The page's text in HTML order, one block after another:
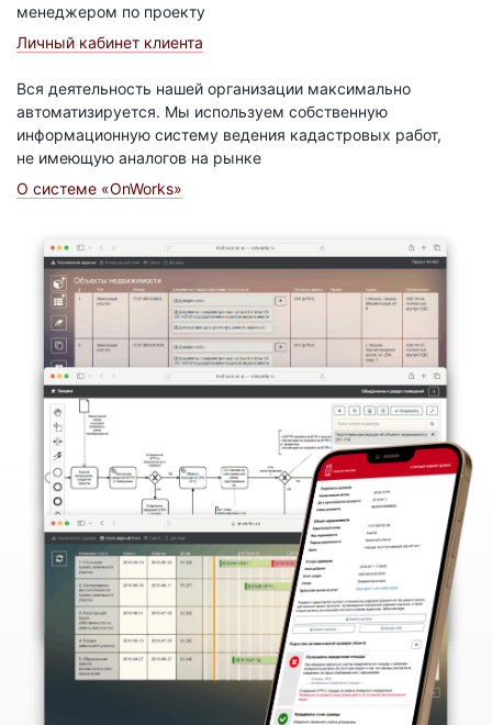
менеджером по проекту
Личный кабинет клиента
Вся деятельность нашей организации максимально
автоматизируется. Мы используем собственную
информационную систему ведения кадастровых работ,
не имеющую аналогов на рынке
О системе «OnWorks»